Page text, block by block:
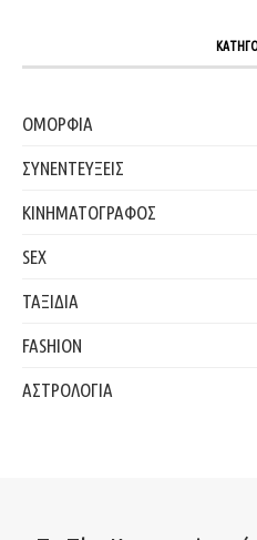
ΟΜΟΡΦΙΑ
ΣΥΝΕΝΤΕΥΞΕΙΣ
ΚΙΝΗΜΑΤΟΓΡΑΦΟΣ
SEX
ΤΑΞΙΔΙΑ
FASHION
ΑΣΤΡΟΛΟΓΙΑ